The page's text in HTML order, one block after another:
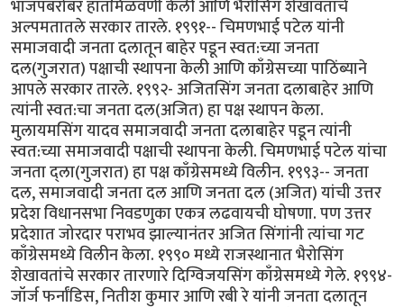
भाजपबरोबर हातमिळवणी केली आणि भैरोसिंग शेखावतांचे
अल्पमतातले सरकार तारले. १९९१-- चिमणभाई पटेल यांनी
समाजवादी जनता दलातून बाहेर पडून स्वत:च्या जनता
दल(गुजरात) पक्षाची स्थापना केली आणि काँग्रेसच्या पाठिंब्याने
आपले सरकार तारले. १९९२- अजितसिंग जनता दलाबाहेर आणि
त्यांनी स्वत:चा जनता दल(अजित) हा पक्ष स्थापन केला.
मुलायमसिंग यादव समाजवादी जनता दलाबाहेर पडून त्यांनी
स्वत:च्या समाजवादी पक्षाची स्थापना केली. चिमणभाई पटेल यांचा
जनता द्ला(गुजरात) हा पक्ष काँग्रेसमध्ये विलीन. १९९३-- जनता
दल, समाजवादी जनता दल आणि जनता दल (अजित) यांची उत्तर
प्रदेश विधानसभा निवडणुका एकत्र लढवायची घोषणा. पण उत्तर
प्रदेशात जोरदार पराभव झाल्यानंतर अजित सिंगांनी त्यांचा गट
काँग्रेसमध्ये विलीन केला. १९९० मध्ये राजस्थानात भैरोसिंग
शेखावतांचे सरकार तारणारे दिग्विजयसिंग काँग्रेसमध्ये गेले. १९९४-
जॉर्ज फर्नांडिस, नितीश कुमार आणि रबी रे यांनी जनता दलातून